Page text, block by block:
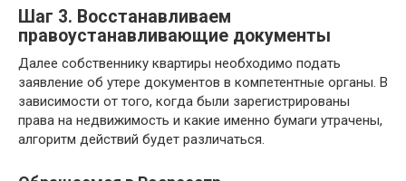
Шаг 3. Восстанавливаем
правоустанавливающие документы
Далее собственнику квартиры необходимо подать
заявление об утере документов в компетентные органы. В
зависимости от того, когда были зарегистрированы
права на недвижимость и какие именно бумаги утрачены,
алгоритм действий будет различаться.